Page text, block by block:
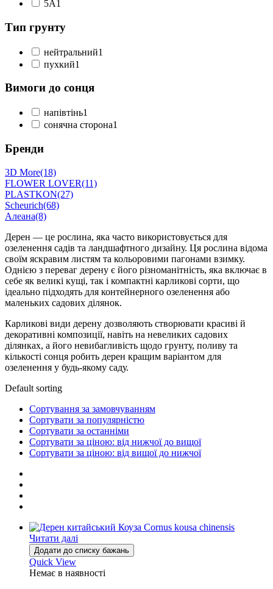
5А1
Тип грунту
нейтральний1
пухкий1
Вимоги до сонця
напівтінь1
сонячна сторона1
Бренди
3D More(18)
FLOWER LOVER(11)
PLASTKON(27)
Scheurich(68)
Алеана(8)
Дерен — це рослина, яка часто використовується для
озеленення садів та ландшафтного дизайну. Ця рослина відома
своїм яскравим листям та кольоровими пагонами взимку.
Однією з переваг дерену є його різноманітність, яка включає в
себе як великі кущі, так і компактні карликові сорти, що
ідеально підходять для контейнерного озеленення або
маленьких садових ділянок.
Карликові види дерену дозволяють створювати красиві й
декоративні композиції, навіть на невеликих садових
ділянках, а його невибагливість щодо грунту, поливу та
кількості сонця робить дерен кращим варіантом для
озеленення у будь-якому саду.
Default sorting
Сортування за замовчуванням
Сортувати за популярністю
Сортувати за останніми
Сортувати за ціною: від нижчої до вищої
Сортувати за ціною: від вищої до нижчої
Читати далі
Додати до списку бажань
Quick View
Немає в наявності